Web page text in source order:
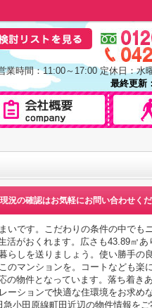
業時間：11:00～17:00 定休日：水
最終更新
現況の確認はお気軽にお問い合わせくだ
いです。こだわりの条件の中でも
活がおくれます。広さも43.89㎡
らしを送りましょう。使い勝手の
のマンションを。コートなども楽
の物件となっています。落ち着き
ーションで快適な住環境をお求め
小田原線町田近辺の物件情報をご